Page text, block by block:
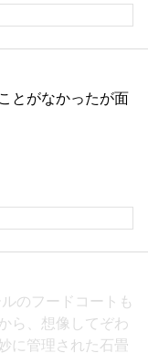
とがなかったが面
のフードコートも
ら、想像してぞわ
に管理された石畳